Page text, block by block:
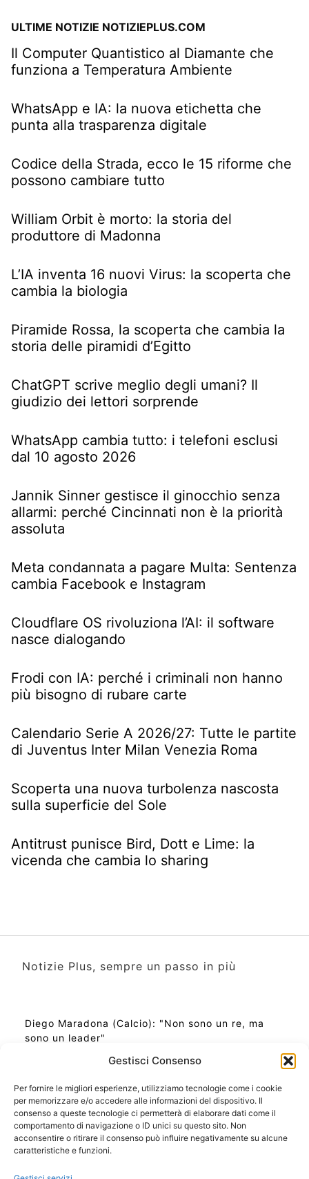
Gestisci Consenso
Per fornire le migliori esperienze, utilizziamo tecnologie come i cookie
per memorizzare e/o accedere alle informazioni del dispositivo. Il
consenso a queste tecnologie ci permetterà di elaborare dati come il
comportamento di navigazione o ID unici su questo sito. Non
acconsentire o ritirare il consenso può influire negativamente su alcune
caratteristiche e funzioni.
ULTIME NOTIZIE NOTIZIEPLUS.COM
Il Computer Quantistico al Diamante che
funziona a Temperatura Ambiente
WhatsApp e IA: la nuova etichetta che
punta alla trasparenza digitale
Codice della Strada, ecco le 15 riforme che
possono cambiare tutto
William Orbit è morto: la storia del
produttore di Madonna
L’IA inventa 16 nuovi Virus: la scoperta che
cambia la biologia
Piramide Rossa, la scoperta che cambia la
storia delle piramidi d’Egitto
ChatGPT scrive meglio degli umani? Il
giudizio dei lettori sorprende
WhatsApp cambia tutto: i telefoni esclusi
dal 10 agosto 2026
Jannik Sinner gestisce il ginocchio senza
allarmi: perché Cincinnati non è la priorità
assoluta
Meta condannata a pagare Multa: Sentenza
cambia Facebook e Instagram
Cloudflare OS rivoluziona l’AI: il software
nasce dialogando
Frodi con IA: perché i criminali non hanno
più bisogno di rubare carte
Calendario Serie A 2026/27: Tutte le partite
di Juventus Inter Milan Venezia Roma
Scoperta una nuova turbolenza nascosta
sulla superficie del Sole
Antitrust punisce Bird, Dott e Lime: la
vicenda che cambia lo sharing
Notizie Plus, sempre un passo in più
Diego Maradona (Calcio): "Non sono un re, ma
sono un leader"
Ora Esatta in Italia in questo momento
Ti Senti Strano Ultimamente? Potrebbe Essere per
la Risonanza di Schumann
Come Sapere Se Stai Ascendendo alla Quinta